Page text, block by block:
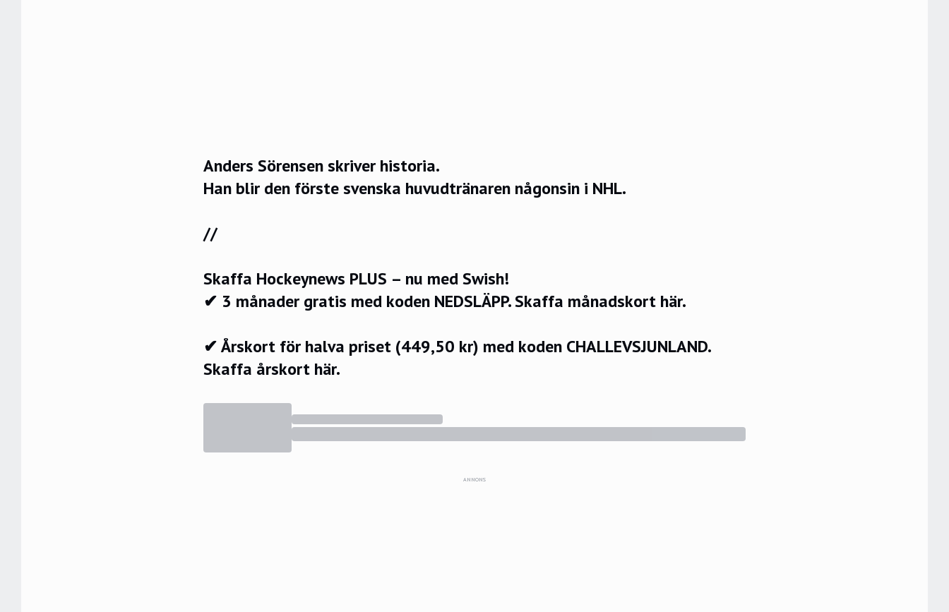
Anders Sörensen skriver historia.
Han blir den förste svenska huvudtränaren någonsin i NHL.
//
Skaffa Hockeynews PLUS – nu med Swish!
✔ 3 månader gratis med koden NEDSLÄPP.Skaffa månadskort här.
✔ Årskort för halva priset (449,50 kr) med koden CHALLEVSJUNLAND.
Skaffa årskort här.
ANNONS